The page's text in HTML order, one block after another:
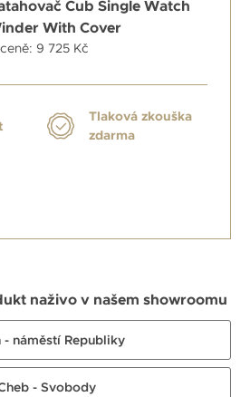
Cub Single Watch
With Cover
9 725 Kč
Tlaková zkouška
zdarma
naživo v našem showroomu
- náměstí Republiky
- Svobody